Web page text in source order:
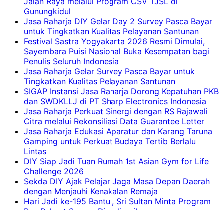
Gunungkidul
Jasa Raharja DIY Gelar Day 2 Survey Pasca Bayar
untuk Tingkatkan Kualitas Pelayanan Santunan
Festival Sastra Yogyakarta 2026 Resmi Dimulai,
Sayembara Puisi Nasional Buka Kesempatan bagi
Penulis Seluruh Indonesia
Jasa Raharja Gelar Survey Pasca Bayar untuk
Tingkatkan Kualitas Pelayanan Santunan
SIGAP Instansi Jasa Raharja Dorong Kepatuhan PKB
dan SWDKLLJ di PT Sharp Electronics Indonesia
Jasa Raharja Perkuat Sinergi dengan RS Rajawali
Citra melalui Rekonsiliasi Data Guarantee Letter
Jasa Raharja Edukasi Aparatur dan Karang Taruna
Gamping untuk Perkuat Budaya Tertib Berlalu
Lintas
DIY Siap Jadi Tuan Rumah 1st Asian Gym for Life
Challenge 2026
Sekda DIY Ajak Pelajar Jaga Masa Depan Daerah
dengan Menjauhi Kenakalan Remaja
Hari Jadi ke-195 Bantul, Sri Sultan Minta Program